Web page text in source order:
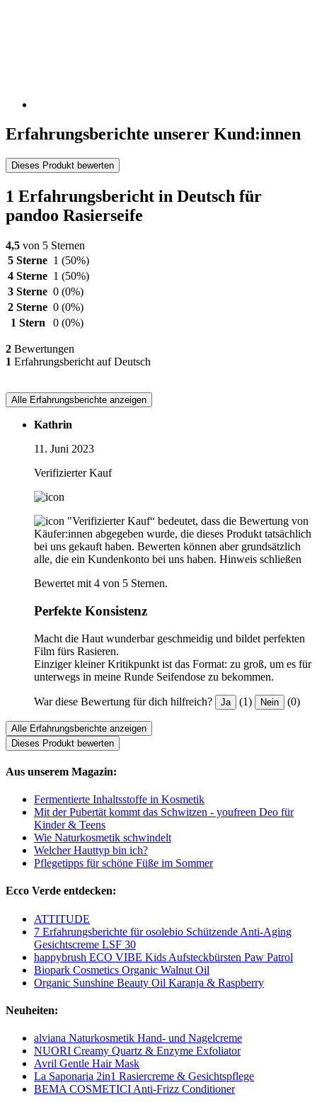
Erfahrungsberichte unserer Kund:innen
Dieses Produkt bewerten
1 Erfahrungsbericht in Deutsch für
pandoo Rasierseife
4,5 von 5 Sternen
5 Sterne 1 (50%)
4 Sterne 1 (50%)
3 Sterne 0 (0%)
2 Sterne 0 (0%)
1 Stern
0 (0%)
2 Bewertungen
1 Erfahrungsbericht auf Deutsch
Alle Erfahrungsberichte anzeigen
Kathrin
11. Juni 2023
Verifizierter Kauf
"Verifizierter Kauf“ bedeutet, dass die Bewertung von
Käufer:innen abgegeben wurde, die dieses Produkt tatsächlich
bei uns gekauft haben. Bewerten können aber grundsätzlich
alle, die ein Kundenkonto bei uns haben. Hinweis schließen
Bewertet mit 4 von 5 Sternen.
Perfekte Konsistenz
Macht die Haut wunderbar geschmeidig und bildet perfekten
Film fürs Rasieren.
Einziger kleiner Kritikpunkt ist das Format: zu groß, um es für
unterwegs in meine Runde Seifendose zu bekommen.
War diese Bewertung für dich hilfreich? Ja (1) Nein (0)
Alle Erfahrungsberichte anzeigen
Dieses Produkt bewerten
Aus unserem Magazin:
Fermentierte Inhaltsstoffe in Kosmetik
Mit der Pubertät kommt das Schwitzen - youfreen Deo für
Kinder & Teens
Wie Naturkosmetik schwindelt
Welcher Hauttyp bin ich?
Pflegetipps für schöne Füße im Sommer
Ecco Verde entdecken:
ATTITUDE
7 Erfahrungsberichte für osolebio Schützende Anti-Aging
Gesichtscreme LSF 30
happybrush ECO VIBE Kids Aufsteckbürsten Paw Patrol
Biopark Cosmetics Organic Walnut Oil
Organic Sunshine Beauty Oil Karanja & Raspberry
Neuheiten:
alviana Naturkosmetik Hand- und Nagelcreme
NUORI Creamy Quartz & Enzyme Exfoliator
Avril Gentle Hair Mask
La Saponaria 2in1 Rasiercreme & Gesichtspflege
BEMA COSMETICI Anti-Frizz Conditioner